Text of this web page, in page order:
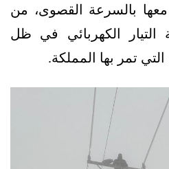
معها بالسرعة القصوى، من
التيار الكهربائي في ظل
تمر بها المملكة.